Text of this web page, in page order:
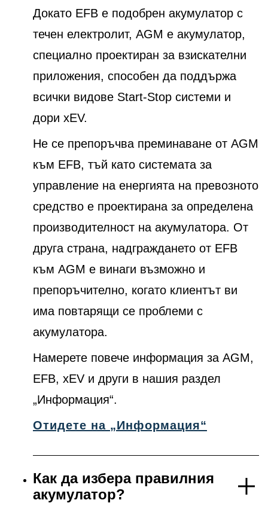
Докато EFB е подобрен акумулатор с
течен електролит, AGM е акумулатор,
специално проектиран за взискателни
приложения, способен да поддържа
всички видове Start-Stop системи и
дори xEV.
Не се препоръчва преминаване от AGM
към EFB, тъй като системата за
управление на енергията на превозното
средство е проектирана за определена
производителност на акумулатора. От
друга страна, надграждането от EFB
към AGM е винаги възможно и
препоръчително, когато клиентът ви
има повтарящи се проблеми с
акумулатора.
Намерете повече информация за AGM,
EFB, xEV и други в нашия раздел
„Информация“.
Отидете на „Информация“
Как да избера правилния
акумулатор?